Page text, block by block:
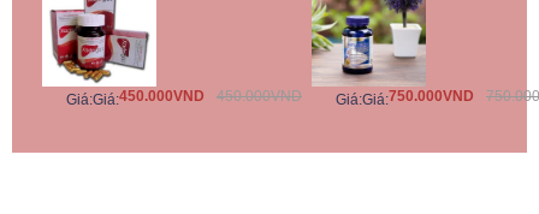
Giá:Giá:450.000VND 450.000VND Giá:Giá:750.000VND